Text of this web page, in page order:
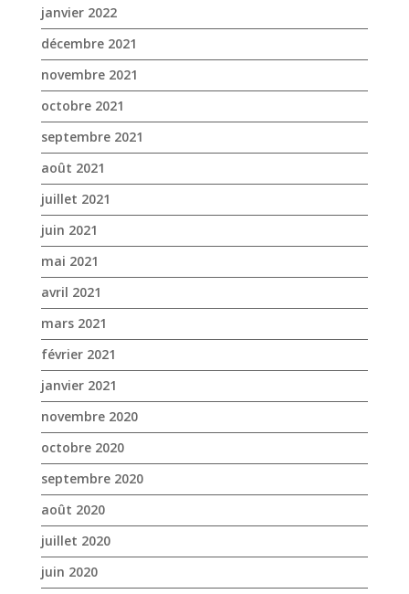
janvier 2022
décembre 2021
novembre 2021
octobre 2021
septembre 2021
août 2021
juillet 2021
juin 2021
mai 2021
avril 2021
mars 2021
février 2021
janvier 2021
novembre 2020
octobre 2020
septembre 2020
août 2020
juillet 2020
juin 2020